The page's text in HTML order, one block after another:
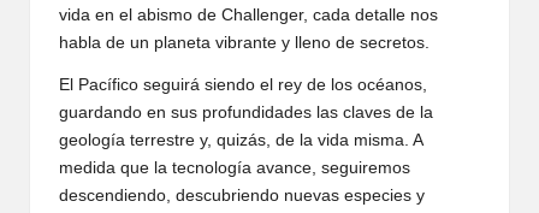
vida en el abismo de Challenger, cada detalle nos
habla de un planeta vibrante y lleno de secretos.
El Pacífico seguirá siendo el rey de los océanos,
guardando en sus profundidades las claves de la
geología terrestre y, quizás, de la vida misma. A
medida que la tecnología avance, seguiremos
descendiendo, descubriendo nuevas especies y